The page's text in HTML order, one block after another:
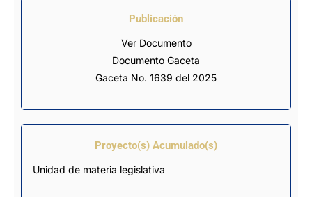
Publicación
Ver Documento
Documento Gaceta
Gaceta No. 1639 del 2025
Proyecto(s) Acumulado(s)
Unidad de materia legislativa